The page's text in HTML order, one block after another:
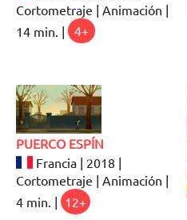
Cortometraje | Animación |
14 min. |
4+
PUERCO ESPÍN
Francia | 2018 |
Cortometraje | Animación |
4 min. | 12+